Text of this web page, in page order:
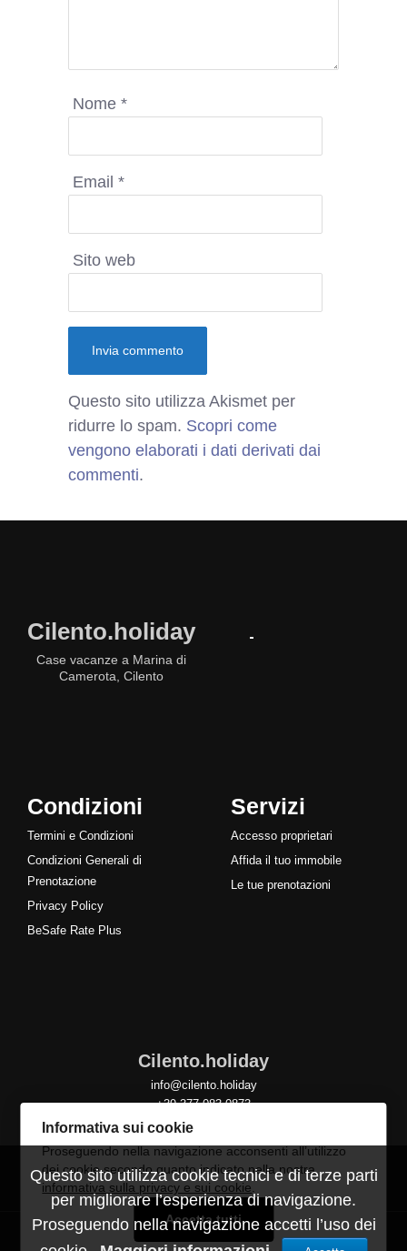
Nome *
Email *
Sito web
Questo sito utilizza Akismet per
ridurre lo spam. Scopri come
vengono elaborati i dati derivati dai
commenti.
Cilento.holiday
Case vacanze a Marina di
Camerota, Cilento
Condizioni
Termini e Condizioni
Condizioni Generali di
Prenotazione
Privacy Policy
BeSafe Rate Plus
Servizi
Accesso proprietari
Affida il tuo immobile
Le tue prenotazioni
Cilento.holiday
info@cilento.holiday
+39 377 083 0873
Questo sito utilizza cookie tecnici e di terze parti
per migliorare l’esperienza di navigazione.
Proseguendo nella navigazione accetti l’uso dei
Informativa sui cookie
Proseguendo nella navigazione acconsenti all’utilizzo
dei cookie secondo quanto indicato nella nostra
informativa sulla privacy e sui cookie.
Accetta tutti